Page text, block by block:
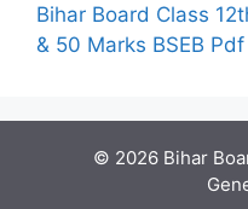
Bihar Board Class
& 50 Marks BSEB Pdf
© 2026 Bihar